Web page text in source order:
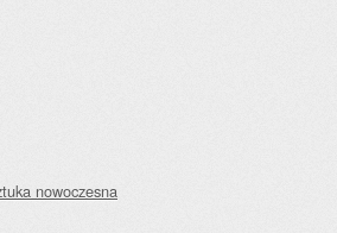
nowoczesna